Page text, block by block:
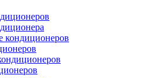
кондиционеров